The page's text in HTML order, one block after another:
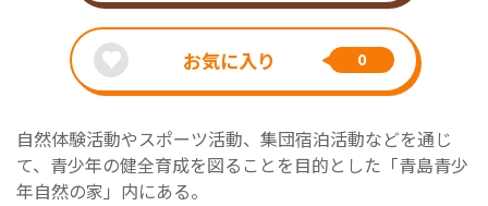
お気に入り 0
自然体験活動やスポーツ活動、集団宿泊活動などを通じ
て、青少年の健全育成を図ることを目的とした「青島青少
年自然の家」内にある。